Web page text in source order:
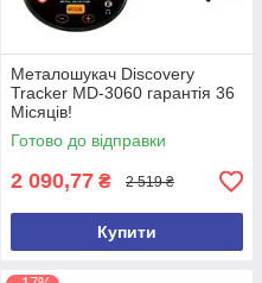
Металошукач Discovery
Tracker MD-3060 гарантія 36
Місяців!
Готово до відправки
2 090,77 ₴ 2 519 ₴
Купити